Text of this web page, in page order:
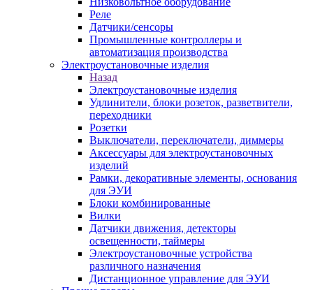
Реле
Датчики/сенсоры
Промышленные контроллеры и
автоматизация производства
Электроустановочные изделия
Назад
Электроустановочные изделия
Удлинители, блоки розеток, разветвители,
переходники
Розетки
Выключатели, переключатели, диммеры
Аксессуары для электроустановочных
изделий
Рамки, декоративные элементы, основания
для ЭУИ
Блоки комбинированные
Вилки
Датчики движения, детекторы
освещенности, таймеры
Электроустановочные устройства
различного назначения
Дистанционное управление для ЭУИ